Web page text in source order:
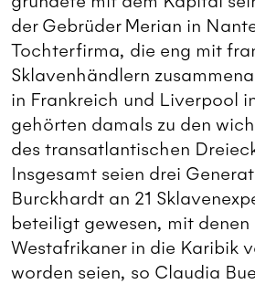
der Gebrüder Merian in
Tochterfirma, die eng mit
Sklavenhändlern
in Frankreich und Liverpool
gehörten damals zu den
des transatlantischen
Insgesamt seien drei
Burckhardt an 21
beteiligt gewesen, mit denen
Westafrikaner in die Karibik
worden seien, so Claudia